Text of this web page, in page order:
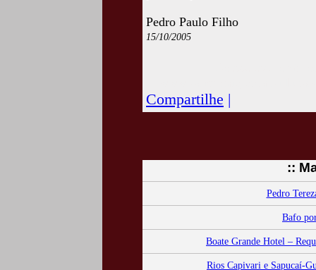
Pedro Paulo Filho
15/10/2005
Compartilhe |
::
Pedro
Bafo
Boate Grande Hotel –
Rios Capivari e Sapucaí-